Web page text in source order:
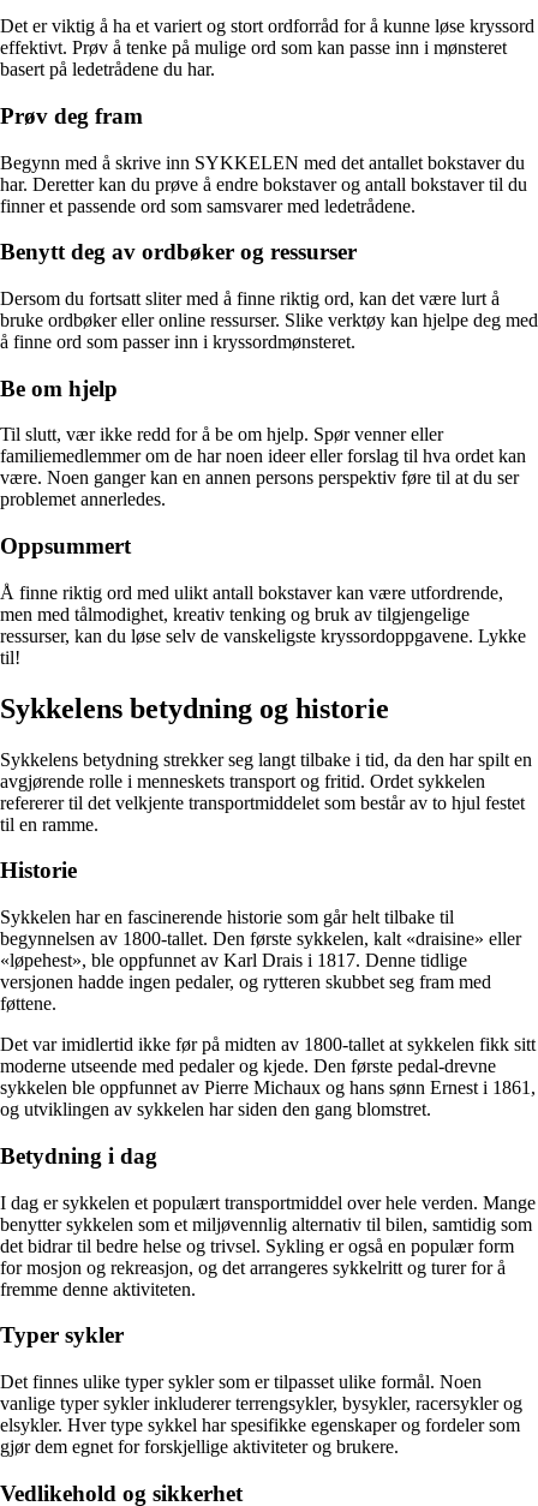
Det er viktig å ha et variert og stort ordforråd for å kunne løse kryssord
effektivt. Prøv å tenke på mulige ord som kan passe inn i mønsteret
basert på ledetrådene du har.
Prøv deg fram
Begynn med å skrive inn SYKKELEN med det antallet bokstaver du
har. Deretter kan du prøve å endre bokstaver og antall bokstaver til du
finner et passende ord som samsvarer med ledetrådene.
Benytt deg av ordbøker og ressurser
Dersom du fortsatt sliter med å finne riktig ord, kan det være lurt å
bruke ordbøker eller online ressurser. Slike verktøy kan hjelpe deg med
å finne ord som passer inn i kryssordmønsteret.
Be om hjelp
Til slutt, vær ikke redd for å be om hjelp. Spør venner eller
familiemedlemmer om de har noen ideer eller forslag til hva ordet kan
være. Noen ganger kan en annen persons perspektiv føre til at du ser
problemet annerledes.
Oppsummert
Å finne riktig ord med ulikt antall bokstaver kan være utfordrende,
men med tålmodighet, kreativ tenking og bruk av tilgjengelige
ressurser, kan du løse selv de vanskeligste kryssordoppgavene. Lykke
til!
Sykkelens betydning og historie
Sykkelens betydning strekker seg langt tilbake i tid, da den har spilt en
avgjørende rolle i menneskets transport og fritid. Ordet sykkelen
refererer til det velkjente transportmiddelet som består av to hjul festet
til en ramme.
Historie
Sykkelen har en fascinerende historie som går helt tilbake til
begynnelsen av 1800-tallet. Den første sykkelen, kalt «draisine» eller
«løpehest», ble oppfunnet av Karl Drais i 1817. Denne tidlige
versjonen hadde ingen pedaler, og rytteren skubbet seg fram med
føttene.
Det var imidlertid ikke før på midten av 1800-tallet at sykkelen fikk sitt
moderne utseende med pedaler og kjede. Den første pedal-drevne
sykkelen ble oppfunnet av Pierre Michaux og hans sønn Ernest i 1861,
og utviklingen av sykkelen har siden den gang blomstret.
Betydning i dag
I dag er sykkelen et populært transportmiddel over hele verden. Mange
benytter sykkelen som et miljøvennlig alternativ til bilen, samtidig som
det bidrar til bedre helse og trivsel. Sykling er også en populær form
for mosjon og rekreasjon, og det arrangeres sykkelritt og turer for å
fremme denne aktiviteten.
Typer sykler
Det finnes ulike typer sykler som er tilpasset ulike formål. Noen
vanlige typer sykler inkluderer terrengsykler, bysykler, racersykler og
elsykler. Hver type sykkel har spesifikke egenskaper og fordeler som
gjør dem egnet for forskjellige aktiviteter og brukere.
Vedlikehold og sikkerhet